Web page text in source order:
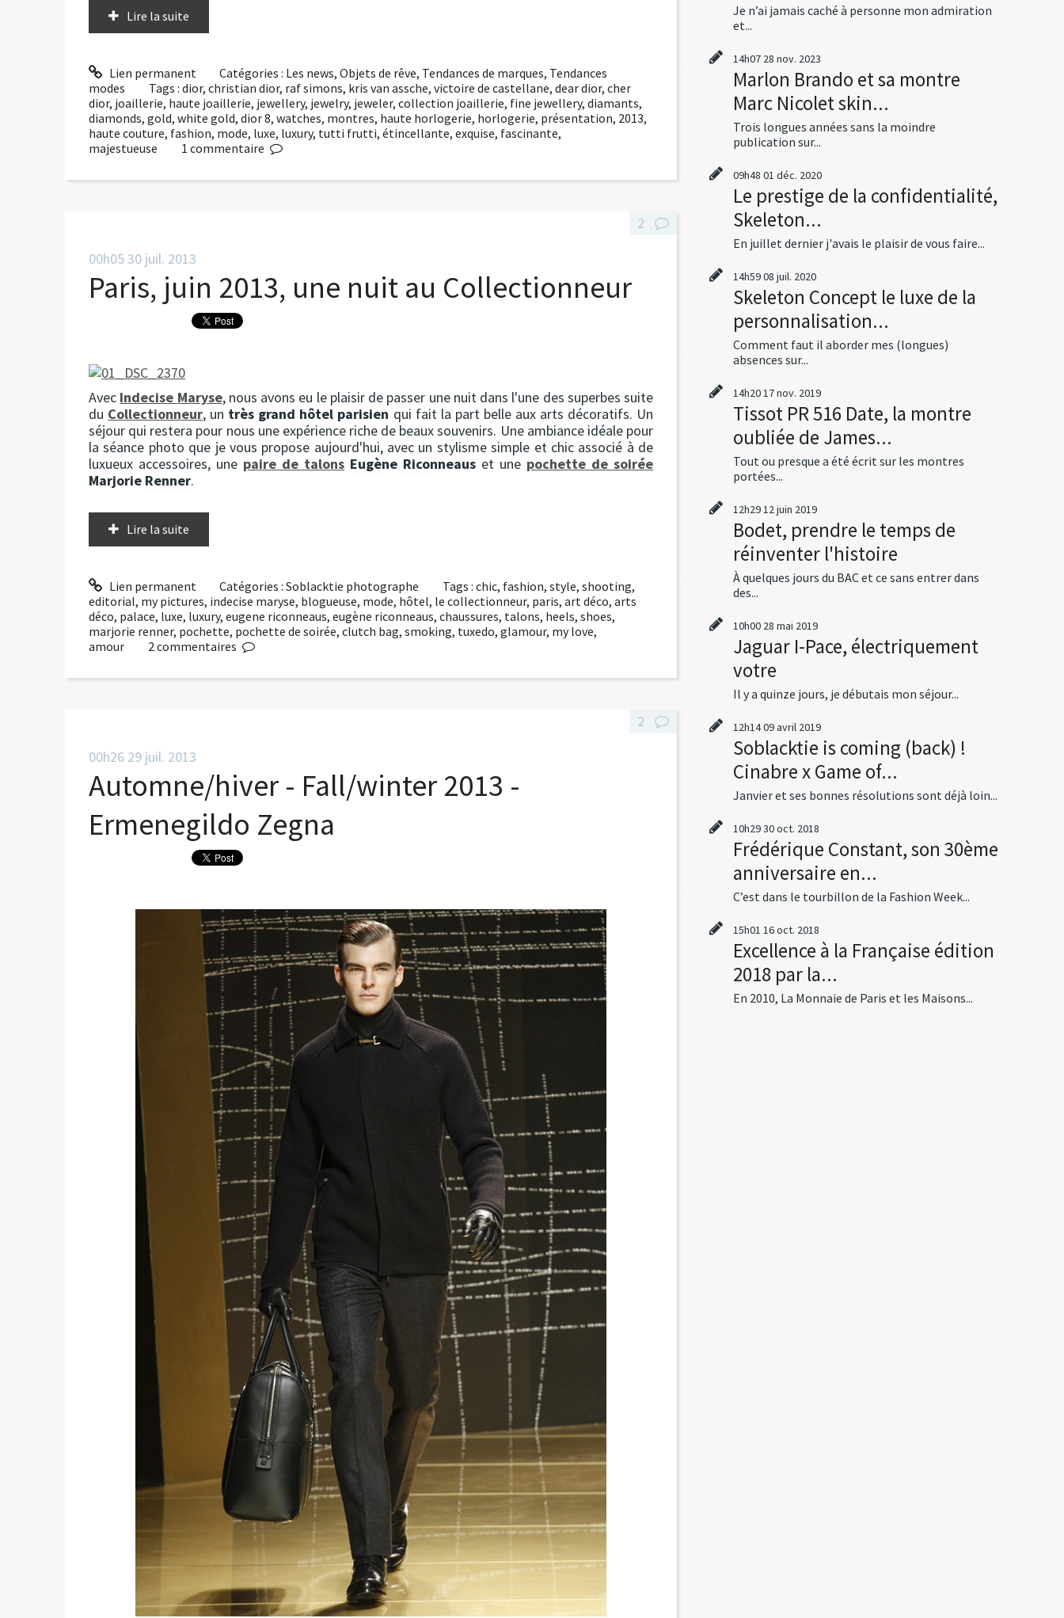
Lire la suite
Lien permanent Catégories : Les news,Objets de rêve, Tendances de marques, Tendances
modes
Tags : dior, christian dior, raf simons, kris van assche, victoire de castellane, dear dior, cher
dior, joaillerie, haute joaillerie, jewellery, jewelry, jeweler, collection joaillerie, fine jewellery, diamants,
diamonds, gold, white gold, dior 8, watches, montres, haute horlogerie, horlogerie, présentation, 2013,
haute couture, fashion, mode, luxe, luxury, tutti frutti, étincellante, exquise, fascinante,
majestueuse
1 commentaire
00h0530 juil. 2013
Paris, juin 2013, une nuit au Collectionneur
Avec Indecise Maryse, nous avons eu le plaisir de passer une nuit dans l'une des superbes suite
du Collectionneur, un très grand hôtel parisien qui fait la part belle aux arts décoratifs. Un
séjour qui restera pour nous une expérience riche de beaux souvenirs. Une ambiance idéale pour
la séance photo que je vous propose aujourd'hui, avec un stylisme simple et chic associé à de
luxueux accessoires, une paire de talons Eugène Riconneaus et une pochette de soirée
Marjorie Renner.
Lire la suite
Lien permanent Catégories :Soblacktie photographe Tags :chic, fashion,style,shooting,
editorial, my pictures, indecise maryse, blogueuse, mode, hôtel, le collectionneur, paris, art déco, arts
déco, palace, luxe, luxury, eugene riconneaus, eugène riconneaus, chaussures, talons, heels, shoes,
marjorie renner, pochette, pochette de soirée, clutch bag, smoking, tuxedo, glamour, my love,
amour
2
2 commentaires
00h26 29 juil. 2013
Automne/hiver - Fall/winter 2013 -
Ermenegildo Zegna
2
Je n’ai jamais caché à personne mon admiration
et...
14h07 28 nov. 2023
Marlon Brando et sa montre
Marc Nicolet skin...
Trois longues années sans la moindre
publication sur...
09h48 01 déc. 2020
Le prestige de la confidentialité,
Skeleton...
En juillet dernier j'avais le plaisir de vous faire...
14h5908 juil. 2020
Skeleton Concept le luxe de la
personnalisation...
Comment faut il aborder mes (longues)
absences sur...
14h2017nov. 2019
Tissot PR 516 Date, la montre
oubliée de James...
Tout ou presque a été écrit sur les montres
portées...
12h2912juin 2019
Bodet, prendre le temps de
réinventer l'histoire
À quelques jours du BAC et ce sans entrer dans
des...
10h00 28 mai 2019
Jaguar I-Pace, électriquement
votre
Il y a quinze jours, je débutais mon séjour...
12h1409avril 2019
Soblacktie is coming (back) !
Cinabre x Game of...
Janvier et ses bonnes résolutions sont déjà loin...
10h2930oct. 2018
Frédérique Constant, son 30ème
anniversaire en...
C’est dans le tourbillon de la Fashion Week...
15h01 16oct. 2018
Excellence à la Française édition
2018 par la...
En 2010, La Monnaie de Paris et les Maisons...